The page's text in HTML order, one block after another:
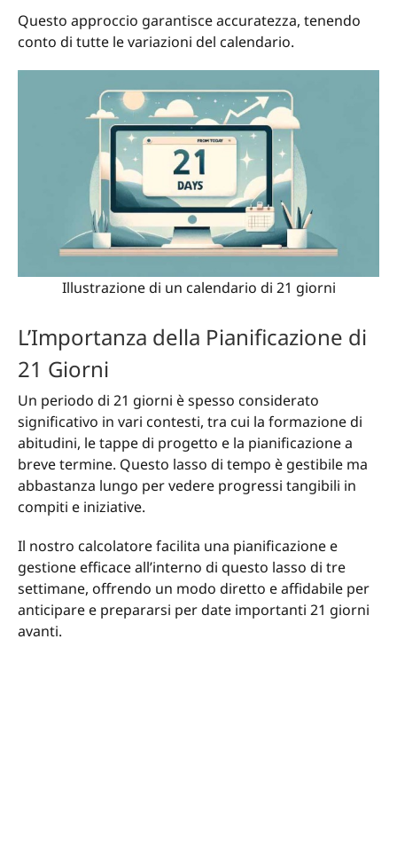
Questo approccio garantisce accuratezza, tenendo
conto di tutte le variazioni del calendario.
Illustrazione di un calendario di 21 giorni
L’Importanza della Pianificazione di
21 Giorni
Un periodo di 21 giorni è spesso considerato
significativo in vari contesti, tra cui la formazione di
abitudini, le tappe di progetto e la pianificazione a
breve termine. Questo lasso di tempo è gestibile ma
abbastanza lungo per vedere progressi tangibili in
compiti e iniziative.
Il nostro calcolatore facilita una pianificazione e
gestione efficace all’interno di questo lasso di tre
settimane, offrendo un modo diretto e affidabile per
anticipare e prepararsi per date importanti 21 giorni
avanti.